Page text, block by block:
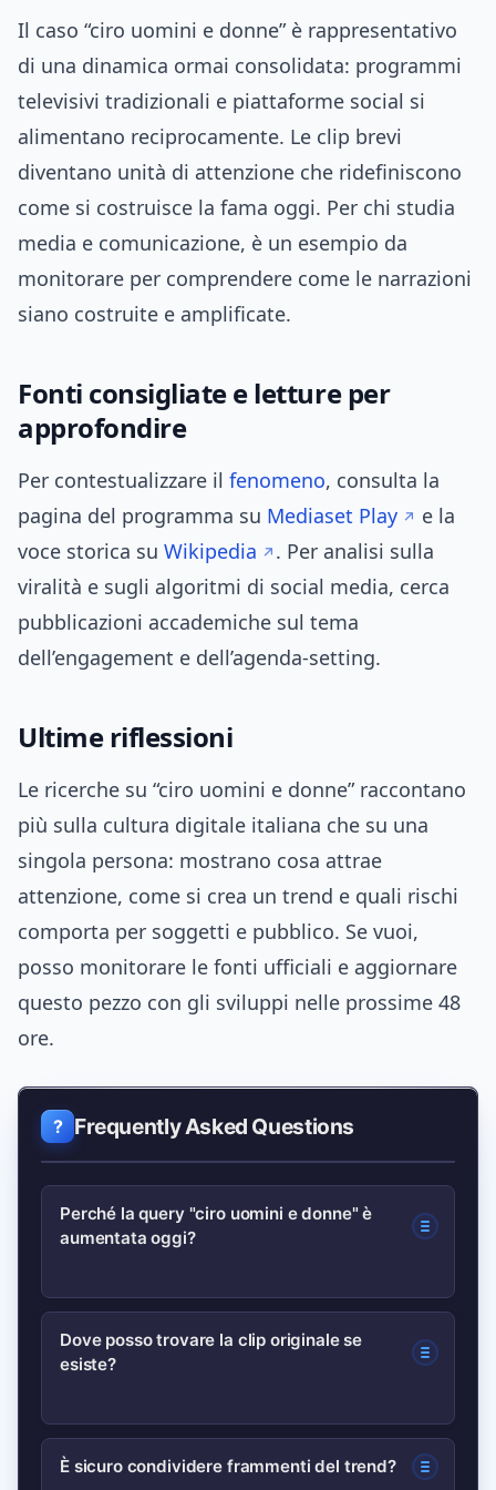
Il caso “ciro uomini e donne” è rappresentativo
di una dinamica ormai consolidata: programmi
televisivi tradizionali e piattaforme social si
alimentano reciprocamente. Le clip brevi
diventano unità di attenzione che ridefiniscono
come si costruisce la fama oggi. Per chi studia
media e comunicazione, è un esempio da
monitorare per comprendere come le narrazioni
siano costruite e amplificate.
Fonti consigliate e letture per
approfondire
Per contestualizzare il fenomeno, consulta la
pagina del programma su Mediaset Play
e la
voce storica su Wikipedia
. Per analisi sulla
viralità e sugli algoritmi di social media, cerca
pubblicazioni accademiche sul tema
dell’engagement e dell’agenda-setting.
Ultime riflessioni
Le ricerche su “ciro uomini e donne” raccontano
più sulla cultura digitale italiana che su una
singola persona: mostrano cosa attrae
attenzione, come si crea un trend e quali rischi
comporta per soggetti e pubblico. Se vuoi,
posso monitorare le fonti ufficiali e aggiornare
questo pezzo con gli sviluppi nelle prossime 48
ore.
Frequently Asked Questions
Perché la query "ciro uomini e donne" è
aumentata oggi?
Spesso un aumento improvviso deriva
dalla condivisione di una clip o da un
verifica fonti ufficiali come il sito del
programma o testate nazionali.
Dove posso trovare la clip originale se
esiste?
Controlla prima i canali ufficiali del
È sicuro condividere frammenti del trend?